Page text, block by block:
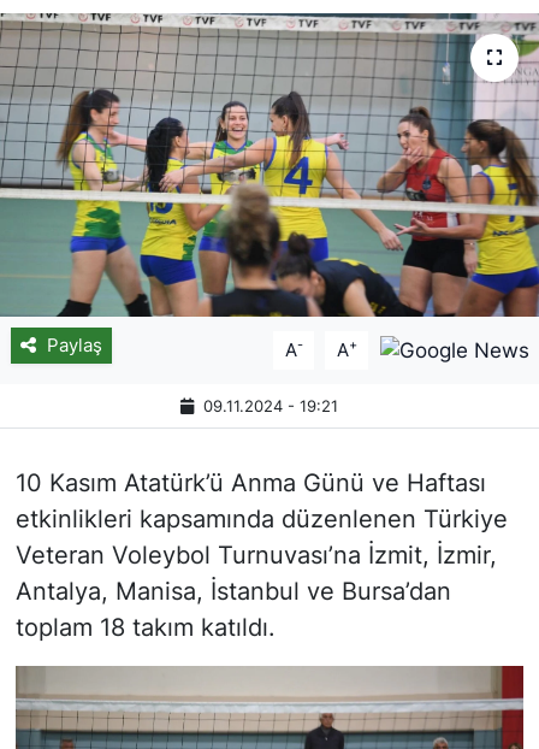
Paylaş A- A+
09.11.2024 - 19:21
10 Kasım Atatürk’ü Anma Günü ve Haftası
etkinlikleri kapsamında düzenlenen Türkiye
Veteran Voleybol Turnuvası’na İzmit, İzmir,
Antalya, Manisa, İstanbul ve Bursa’dan
toplam 18 takım katıldı.